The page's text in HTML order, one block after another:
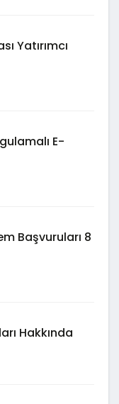
Yatırımcı
E-
Başvuruları 8
Hakkında